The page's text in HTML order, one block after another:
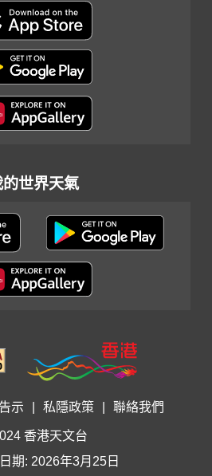
的世界天氣
示 私隱政策 聯絡我們
香港天文台
期: 2026年3月25日